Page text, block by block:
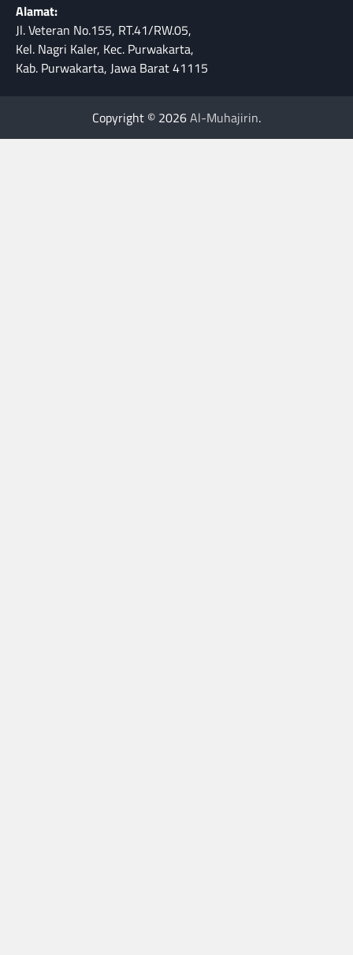
Alamat:
Jl. Veteran No.155, RT.41/RW.05,
Kel. Nagri Kaler, Kec. Purwakarta,
Kab. Purwakarta, Jawa Barat 41115
Copyright © 2026Al-Muhajirin.